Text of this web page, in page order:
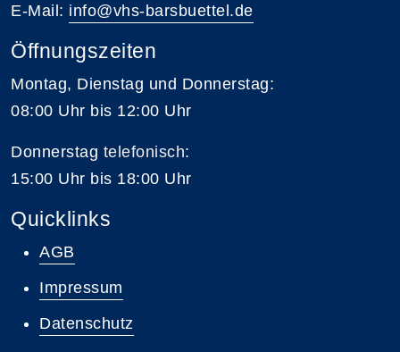
E-Mail: info@vhs-barsbuettel.de
Öffnungszeiten
Montag, Dienstag und Donnerstag:
08:00 Uhr bis 12:00 Uhr
Donnerstag telefonisch:
15:00 Uhr bis 18:00 Uhr
Quicklinks
AGB
Impressum
Datenschutz